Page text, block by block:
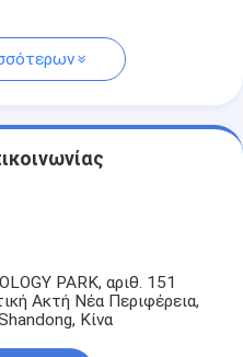
PARK, αριθ. 151
Ακτή Νέα Περιφέρεια,
Κίνα